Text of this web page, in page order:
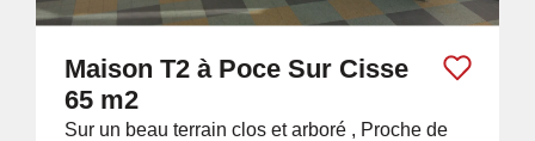
Maison T2 à Poce Sur Cisse
65 m2
Sur un beau terrain clos et arboré , Proche de